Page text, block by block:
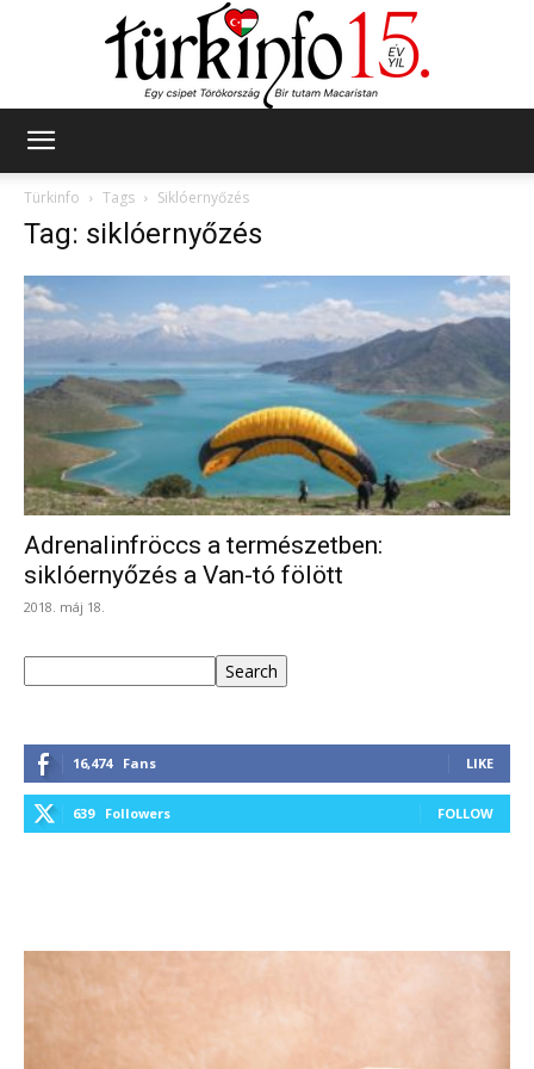
Türkinfo
Tags Siklóernyőzés
Tag: siklóernyőzés
Adrenalinfröccs a természetben:
siklóernyőzés a Van-tó fölött
2018. máj 18.
Search
16,474 Fans LIKE
639 Followers FOLLOW